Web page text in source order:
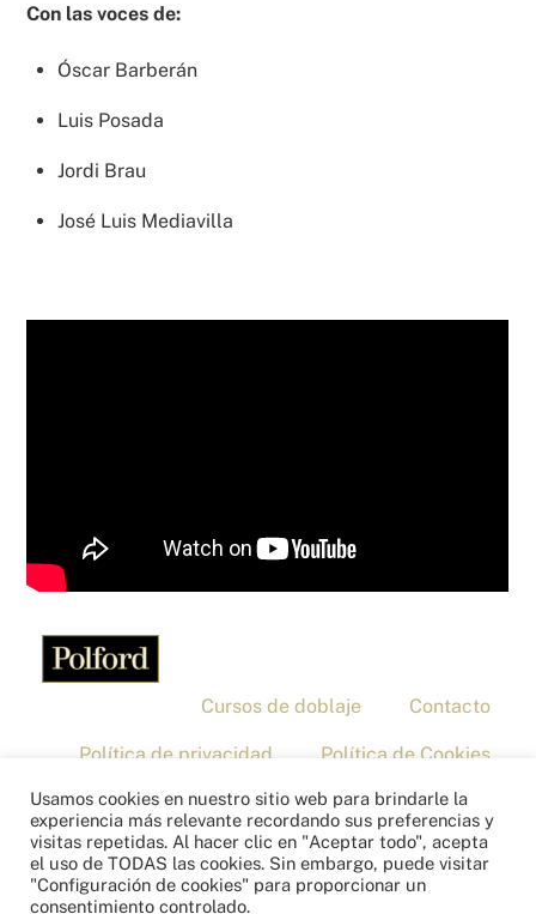
Con las voces de:
Óscar Barberán
Luis Posada
Jordi Brau
José Luis Mediavilla
Cursos de doblaje Contacto
Política de privacidad Política de Cookies
Aviso legal
Copyright © 2026 – Polford
Usamos cookies en nuestro sitio web para brindarle la
experiencia más relevante recordando sus preferencias y
visitas repetidas. Al hacer clic en "Aceptar todo", acepta
el uso de TODAS las cookies. Sin embargo, puede visitar
"Configuración de cookies" para proporcionar un
consentimiento controlado.